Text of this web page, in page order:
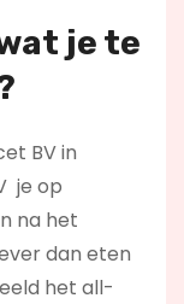
je te
BV in
je op
na het
dan eten
het all-